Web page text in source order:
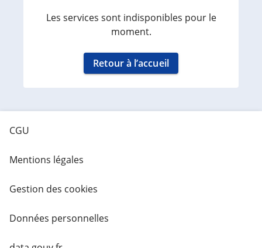
Les services sont indisponibles pour le
moment.
Retour à l’accueil
CGU
Mentions légales
Gestion des cookies
Données personnelles